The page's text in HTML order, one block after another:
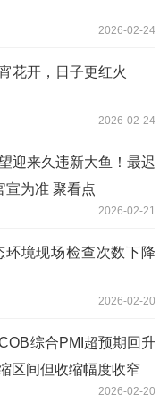
2026-02-24
花开，日子更红火
2026-02-24
迎来久违新大鱼！最迟
宣为准 聚看点
2026-02-21
环境现场检查次数下降
2026-02-20
综合PMI超预期回升
区间但收缩幅度收窄
2026-02-20